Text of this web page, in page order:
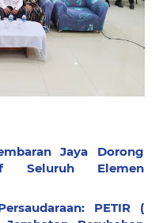
Jaya Dorong
Seluruh Elemen
PETIR (